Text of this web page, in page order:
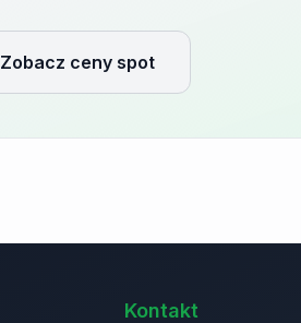
Zobacz ceny spot
Kontakt